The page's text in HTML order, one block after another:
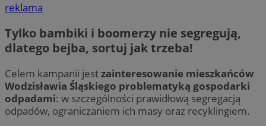
reklama
Tylko bambiki i boomerzy nie segregują,
dlatego bejba, sortuj jak trzeba!
Celem kampanii jestzainteresowanie mieszkańców
Wodzisławia Śląskiego problematyką gospodarki
odpadami: w szczególności prawidłową segregacją
odpadów, ograniczaniem ich masy oraz recyklingiem.